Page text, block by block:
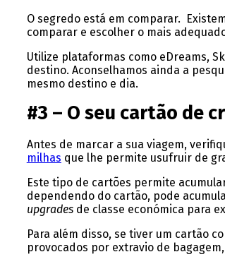
O segredo está em comparar.
comparar e escolher o mais
Utilize plataformas como eDreams,
destino. Aconselhamos ainda a
mesmo destino e dia.
#3 – O seu cartão de
Antes de marcar a sua viagem,
milhas que lhe permite usufruir de
Este tipo de cartões permite
dependendo do cartão, pode
upgradesde classe económica para
Para além disso, se tiver um cartão
provocados por extravio de